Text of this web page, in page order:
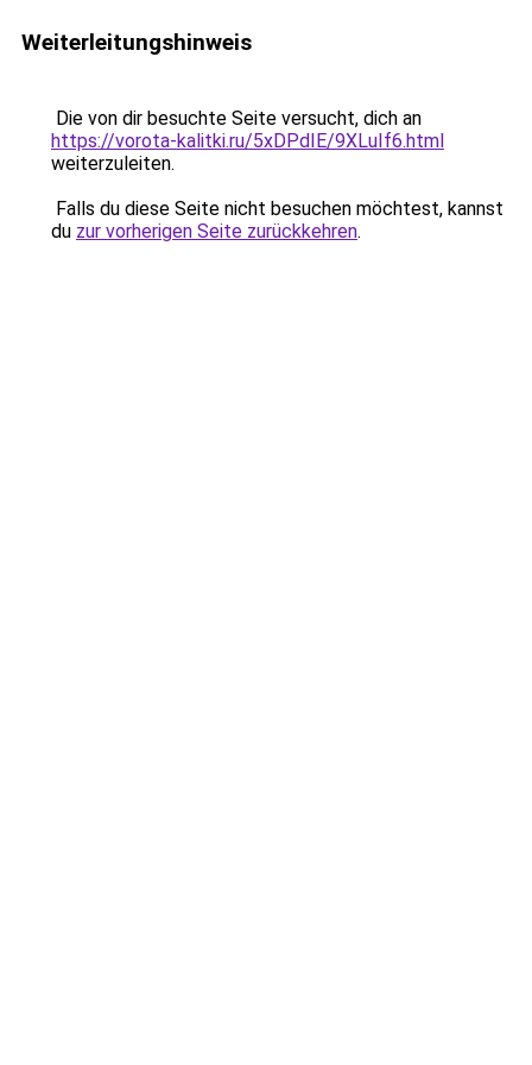
Weiterleitungshinweis
Die von dir besuchte Seite versucht, dich an
https://vorota-kalitki.ru/5xDPdIE/9XLuIf6.html
weiterzuleiten.
Falls du diese Seite nicht besuchen möchtest, kannst
du zur vorherigen Seite zurückkehren.